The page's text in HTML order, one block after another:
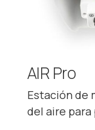
AIR Pro
Estación de
del aire